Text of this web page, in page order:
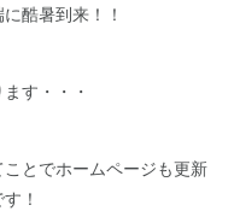
酷暑到来！！
す・・・
とでホームページも更新
！